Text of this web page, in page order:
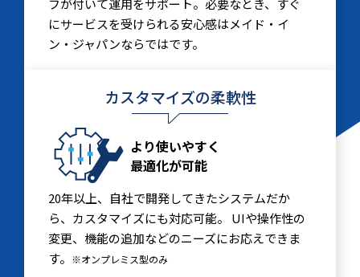
フが付いて運用をサポート。必要なとき、すぐ
にサービスを受けられる安心感はメイド・イ
ン・ジャパンならではです。
カスタマイズの柔軟性
より使いやすく
最適化が可能
20年以上、自社で開発してきたシステムだか
ら、カスタマイズにも対応可能。 UIや操作性の
変更、機能の追加などのニーズにお応えできま
す。 ※オンプレミス型のみ